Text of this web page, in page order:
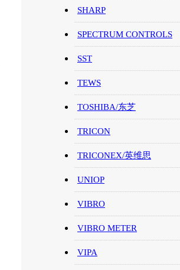
SHARP
SPECTRUM CONTROLS
SST
TEWS
TOSHIBA/东芝
TRICON
TRICONEX/英维思
UNIOP
VIBRO
VIBRO METER
VIPA